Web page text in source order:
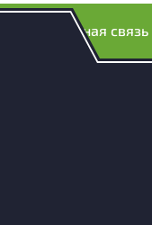
Обратная связь